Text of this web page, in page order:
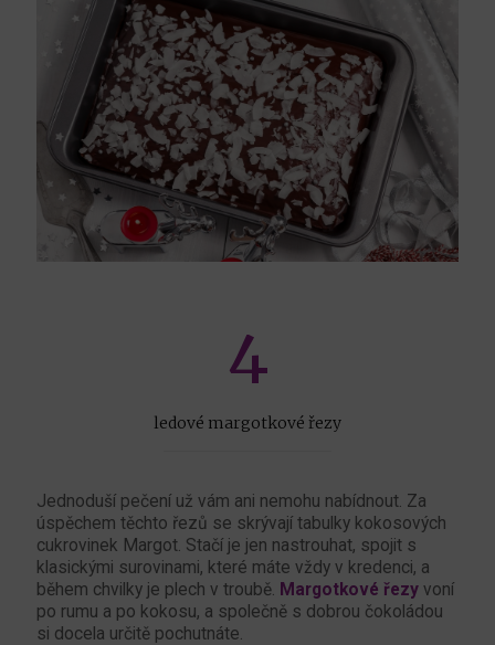
4
ledové margotkové řezy
Jednoduší pečení už vám ani nemohu nabídnout. Za
úspěchem těchto řezů se skrývají tabulky kokosových
cukrovinek Margot. Stačí je jen nastrouhat, spojit s
klasickými surovinami, které máte vždy v kredenci, a
během chvilky je plech v troubě. Margotkové řezy voní
po rumu a po kokosu, a společně s dobrou čokoládou
si docela určitě pochutnáte.